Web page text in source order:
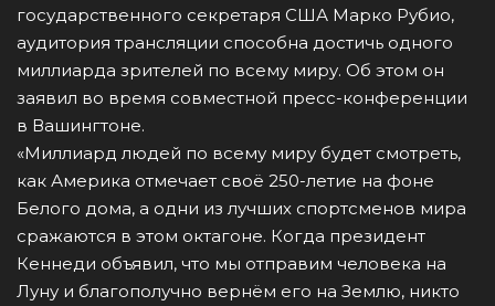
государственного секретаря США Марко Рубио,
аудитория трансляции способна достичь одного
миллиарда зрителей по всему миру. Об этом он
заявил во время совместной пресс-конференции
в Вашингтоне.
«Миллиард людей по всему миру будет смотреть,
как Америка отмечает своё 250-летие на фоне
Белого дома, а одни из лучших спортсменов мира
сражаются в этом октагоне. Когда президент
Кеннеди объявил, что мы отправим человека на
Луну и благополучно вернём его на Землю, никто